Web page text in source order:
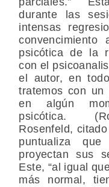
durante las
intensas
convencimiento
psicótica de la
con el
el autor, en
tratemos con un
en algún
psicótica.
Rosenfeld,
puntualiza
proyectan sus
Este, “al igual
más normal,